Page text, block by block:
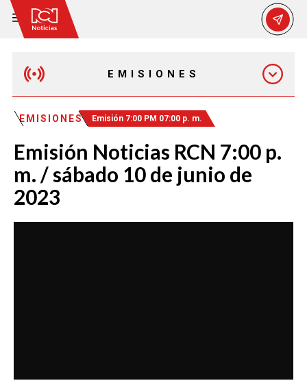
EMISIONES
EMISIÓN 12:30 PM
EMISIÓN 7:00 PM
EMISIONES Emisión 7:00 PM 07:00 p. m.
Emisión Noticias RCN 7:00 p.
m. / sábado 10 de junio de
2023